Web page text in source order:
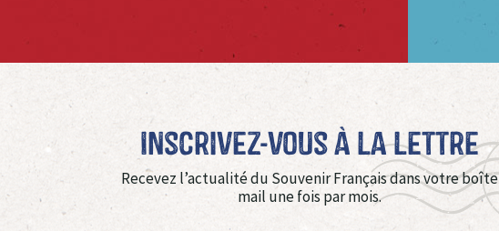
Inscrivez-vous à La Lettre
Recevez l’actualité du Souvenir Français dans votre boîte
mail une fois par mois.